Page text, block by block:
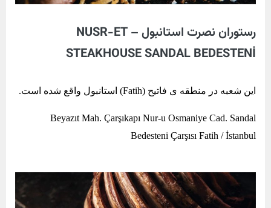
رستوران نصرت استانبول – NUSR-ET
STEAKHOUSE SANDAL BEDESTENİ
این شعبه در منطقه ی فاتیح (Fatih) استانبول واقع شده است.
Beyazıt Mah. Çarşıkapı Nur-u Osmaniye Cad. Sandal
Bedesteni Çarşısı Fatih / İstanbul